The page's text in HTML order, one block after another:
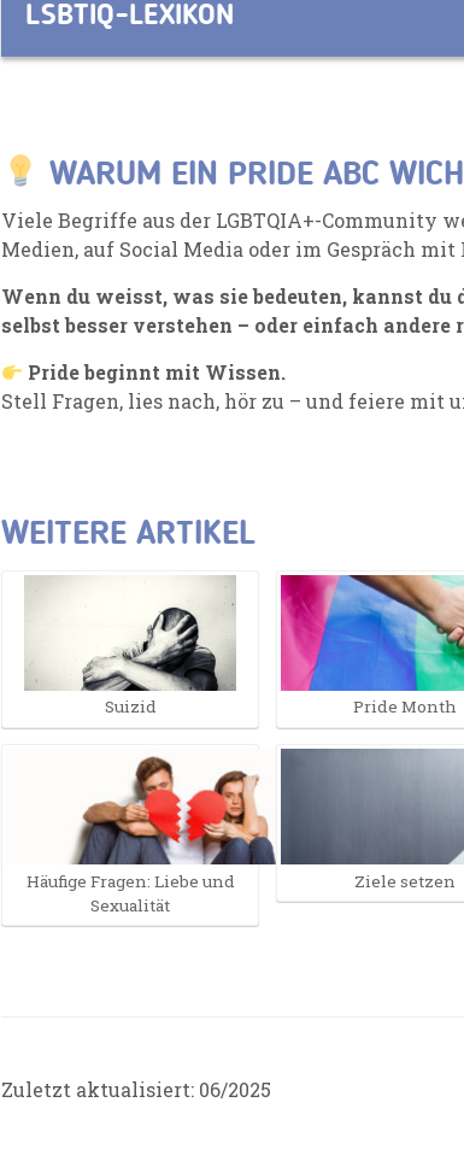
LSBTIQ-LEXIKON
WARUM EIN PRIDE ABC
Viele Begriffe aus der LGBTQIA+-Community
Medien, auf Social Media oder im Gespräch mit
Wenn du weisst, was sie bedeuten, kannst
selbst besser verstehen – oder einfach
Pride beginnt mit Wissen.
Stell Fragen, lies nach, hör zu – und feiere mit
WEITERE ARTIKEL
Suizid
Häufige Fragen: Liebe und
Sexualität
Pride Month
Ziele setzen
Zuletzt aktualisiert: 06/2025